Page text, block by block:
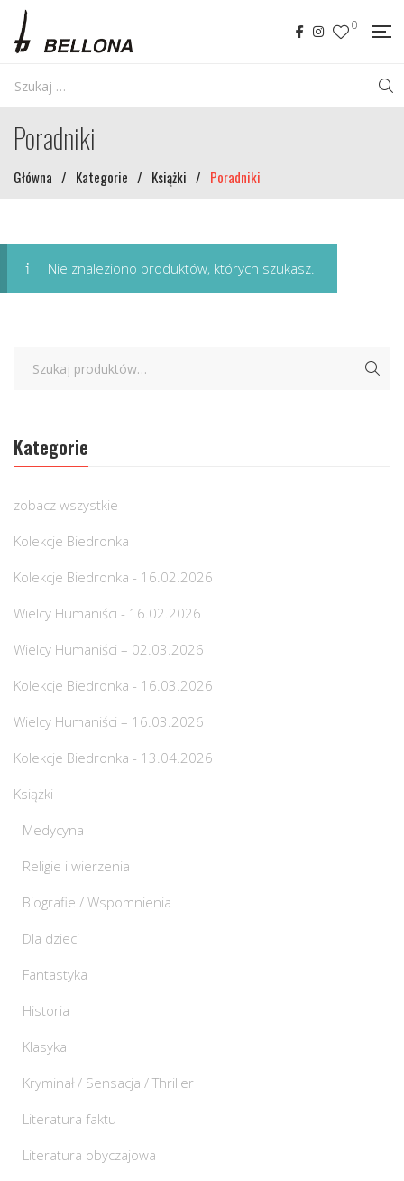
0
Poradniki
Główna / Kategorie / Książki / Poradniki
Nie znaleziono produktów, których szukasz.
Kategorie
zobacz wszystkie
Kolekcje Biedronka
Kolekcje Biedronka - 16.02.2026
Wielcy Humaniści - 16.02.2026
Wielcy Humaniści – 02.03.2026
Kolekcje Biedronka - 16.03.2026
Wielcy Humaniści – 16.03.2026
Kolekcje Biedronka - 13.04.2026
Książki
Medycyna
Religie i wierzenia
Biografie / Wspomnienia
Dla dzieci
Fantastyka
Historia
Klasyka
Kryminał / Sensacja / Thriller
Literatura faktu
Literatura obyczajowa